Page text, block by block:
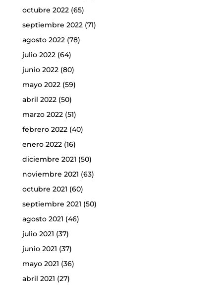
octubre 2022(65)
septiembre 2022(71)
agosto 2022(78)
julio 2022(64)
junio 2022(80)
mayo 2022(59)
abril 2022(50)
marzo 2022(51)
febrero 2022(40)
enero 2022(16)
diciembre 2021 (50)
noviembre 2021 (63)
octubre 2021 (60)
septiembre 2021 (50)
agosto 2021 (46)
julio 2021 (37)
junio 2021 (37)
mayo 2021 (36)
abril 2021 (27)